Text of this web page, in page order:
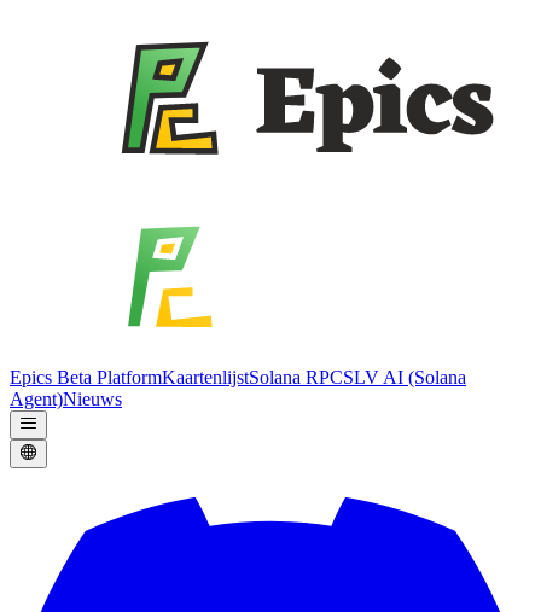
Epics Beta PlatformKaartenlijstSolana RPCSLV AI (Solana
Agent)Nieuws